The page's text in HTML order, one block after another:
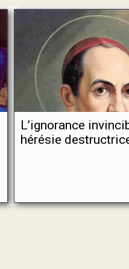
L’ignorance
hérésie